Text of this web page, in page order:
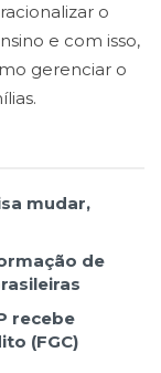
o
e com isso,
gerenciar o
mudar,
de
recebe
(FGC)